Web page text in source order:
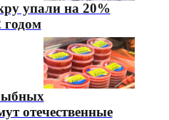
упали на 20%
годом
отечественные